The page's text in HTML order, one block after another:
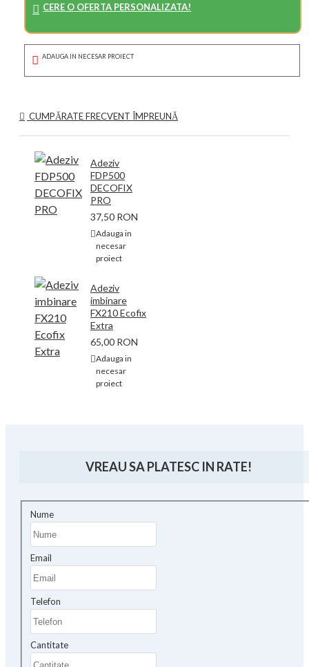
CERE O OFERTA PERSONALIZATA!
ADAUGA IN NECESAR PROIECT
CUMPĂRATE FRECVENT ÎMPREUNĂ
Adeziv
FDP500
DECOFIX
PRO
37,50 RON
Adauga in
necesar
proiect
Adeziv
imbinare
FX210 Ecofix
Extra
65,00 RON
Adauga in
necesar
proiect
VREAU SA PLATESC IN RATE!
Nume
Email
Telefon
Cantitate